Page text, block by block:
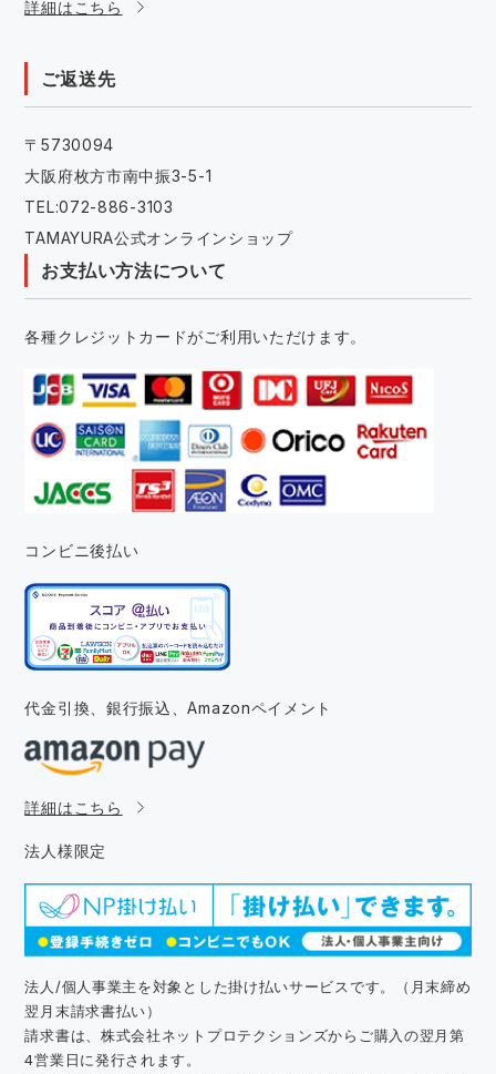
詳細はこちら
ご返送先
〒5730094
大阪府枚方市南中振3-5-1
TEL:072-886-3103
TAMAYURA公式オンラインショップ
お支払い方法について
各種クレジットカードがご利用いただけます。
コンビニ後払い
代金引換、銀行振込、Amazonペイメント
詳細はこちら
法人様限定
法人/個人事業主を対象とした掛け払いサービスです。（月末締め
翌月末請求書払い）
請求書は、株式会社ネットプロテクションズからご購入の翌月第
4営業日に発行されます。